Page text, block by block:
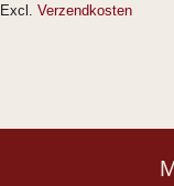
Excl. Verzendkosten